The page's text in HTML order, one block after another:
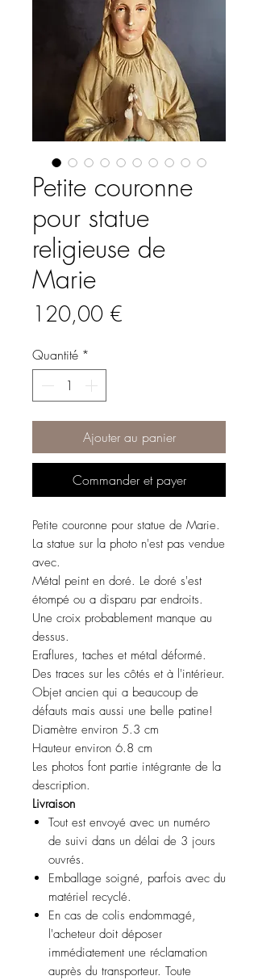
Petite couronne
pour statue
religieuse de
Marie
120,00 €
Quantité *
Ajouter au panier
Commander et payer
Petite couronne pour statue de Marie.
La statue sur la photo n'est pas vendue
avec.
Métal peint en doré. Le doré s'est
étompé ou a disparu par endroits.
Une croix probablement manque au
dessus.
Eraflures, taches et métal déformé.
Des traces sur les côtés et à l'intérieur.
Objet ancien qui a beaucoup de
défauts mais aussi une belle patine!
Diamètre environ 5.3 cm
Hauteur environ 6.8 cm
Les photos font partie intégrante de la
description.
Livraison
Tout est envoyé avec un numéro
de suivi dans un délai de 3 jours
ouvrés.
Emballage soigné, parfois avec du
matériel recyclé.
En cas de colis endommagé,
l'acheteur doit déposer
immédiatement une réclamation
auprès du transporteur. Toute